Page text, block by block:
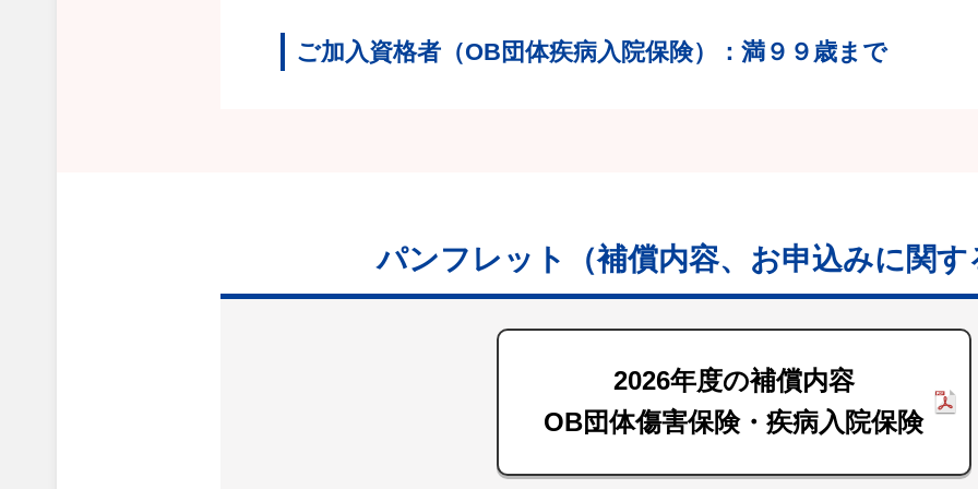
ご加入資格者（OB団体疾病入院保険） ：満９９歳まで
パンフレット （補償内容、お申込みに関
2026年度の補償内容
OB団体傷害保険・疾病入院保険